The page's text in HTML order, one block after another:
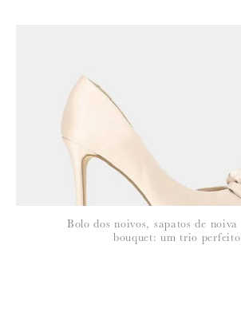
Bolo dos noivos, sapatos de noiva
bouquet: um trio